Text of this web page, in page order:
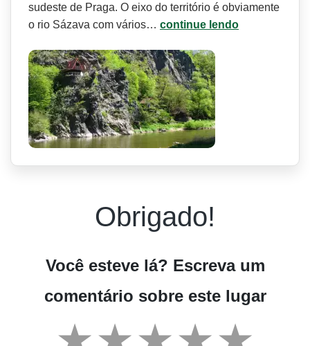
sudeste de Praga. O eixo do território é obviamente
o rio Sázava com vários… continue lendo
Obrigado!
Você esteve lá? Escreva um
comentário sobre este lugar